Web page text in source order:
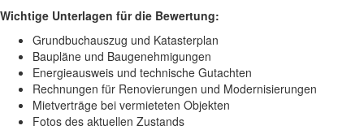
Wichtige Unterlagen für die Bewertung:
Grundbuchauszug und Katasterplan
Baupläne und Baugenehmigungen
Energieausweis und technische Gutachten
Rechnungen für Renovierungen und Modernisierungen
Mietverträge bei vermieteten Objekten
Fotos des aktuellen Zustands